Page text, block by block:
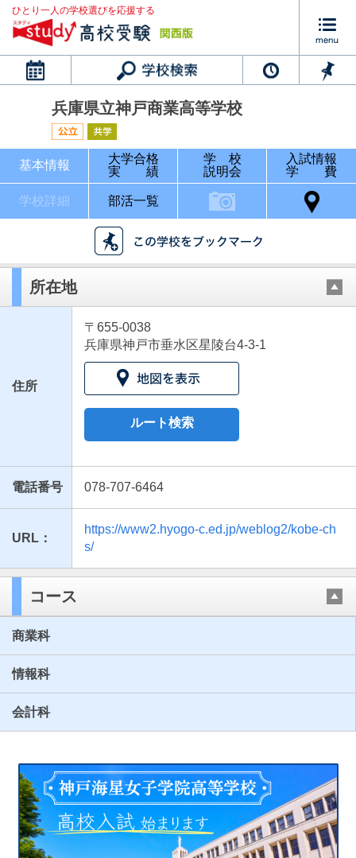
ひとり一人の学校選びを応援する
カレンダー
最近見た学校
兵庫県立神戸商業高等学校
ブックマークした学校
ブックマークした学校はありません
兵庫県立神戸商業高等学校
基本情報
大学合格
実 績
学 校
説明会
入試情報
学 費
学校詳細 部活一覧
所在地
住所
〒655-0038
兵庫県神戸市垂水区星陵台4-3-1
ルート検索
電話番号 078-707-6464
URL：
https://www2.hyogo-c.ed.jp/weblog2/kobe-ch
s/
コース
商業科
情報科
会計科